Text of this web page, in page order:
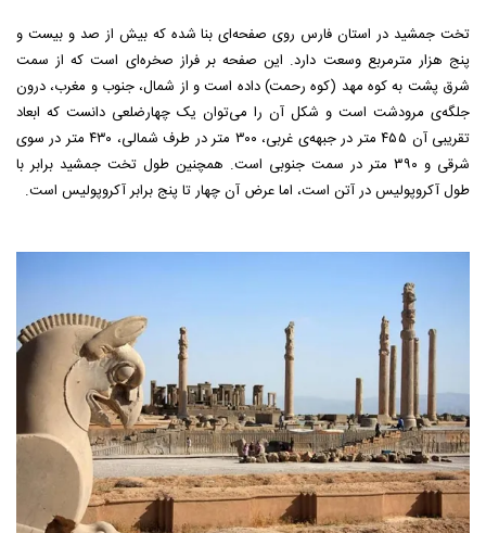
تخت جمشید در استان فارس روی صفحه‌ای بنا شده که بیش از صد و بیست و
پنج هزار مترمربع وسعت دارد. این صفحه بر فراز صخره‌ای است که از سمت
شرق پشت به کوه مهد (کوه رحمت) داده است و از شمال، جنوب و مغرب، درون
جلگه‌ی مرودشت است و شکل آن را می‌توان یک چهارضلعی دانست که ابعاد
تقریبی آن ۴۵۵ متر در جبهه‌ی غربی، ۳۰۰ متر در طرف شمالی، ۴۳۰ متر در سوی
شرقی و ۳۹۰ متر در سمت جنوبی است. همچنین طول تخت جمشید برابر با
طول آکروپولیس در آتن است، اما عرض آن چهار تا پنج برابر آکروپولیس است.